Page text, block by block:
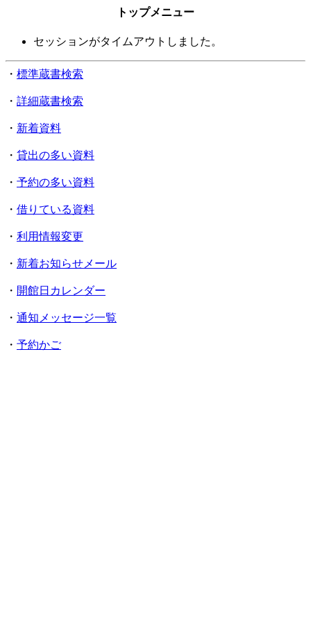
トップメニュー
セッションがタイムアウトしました。
・ 標準蔵書検索
・ 詳細蔵書検索
・ 新着資料
・ 貸出の多い資料
・ 予約の多い資料
・ 借りている資料
・ 利用情報変更
・ 新着お知らせメール
・ 開館日カレンダー
・ 通知メッセージ一覧
・ 予約かご